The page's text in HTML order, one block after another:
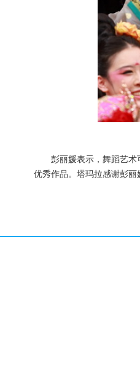
彭丽媛表示，舞蹈艺
优秀作品。塔玛拉感谢彭